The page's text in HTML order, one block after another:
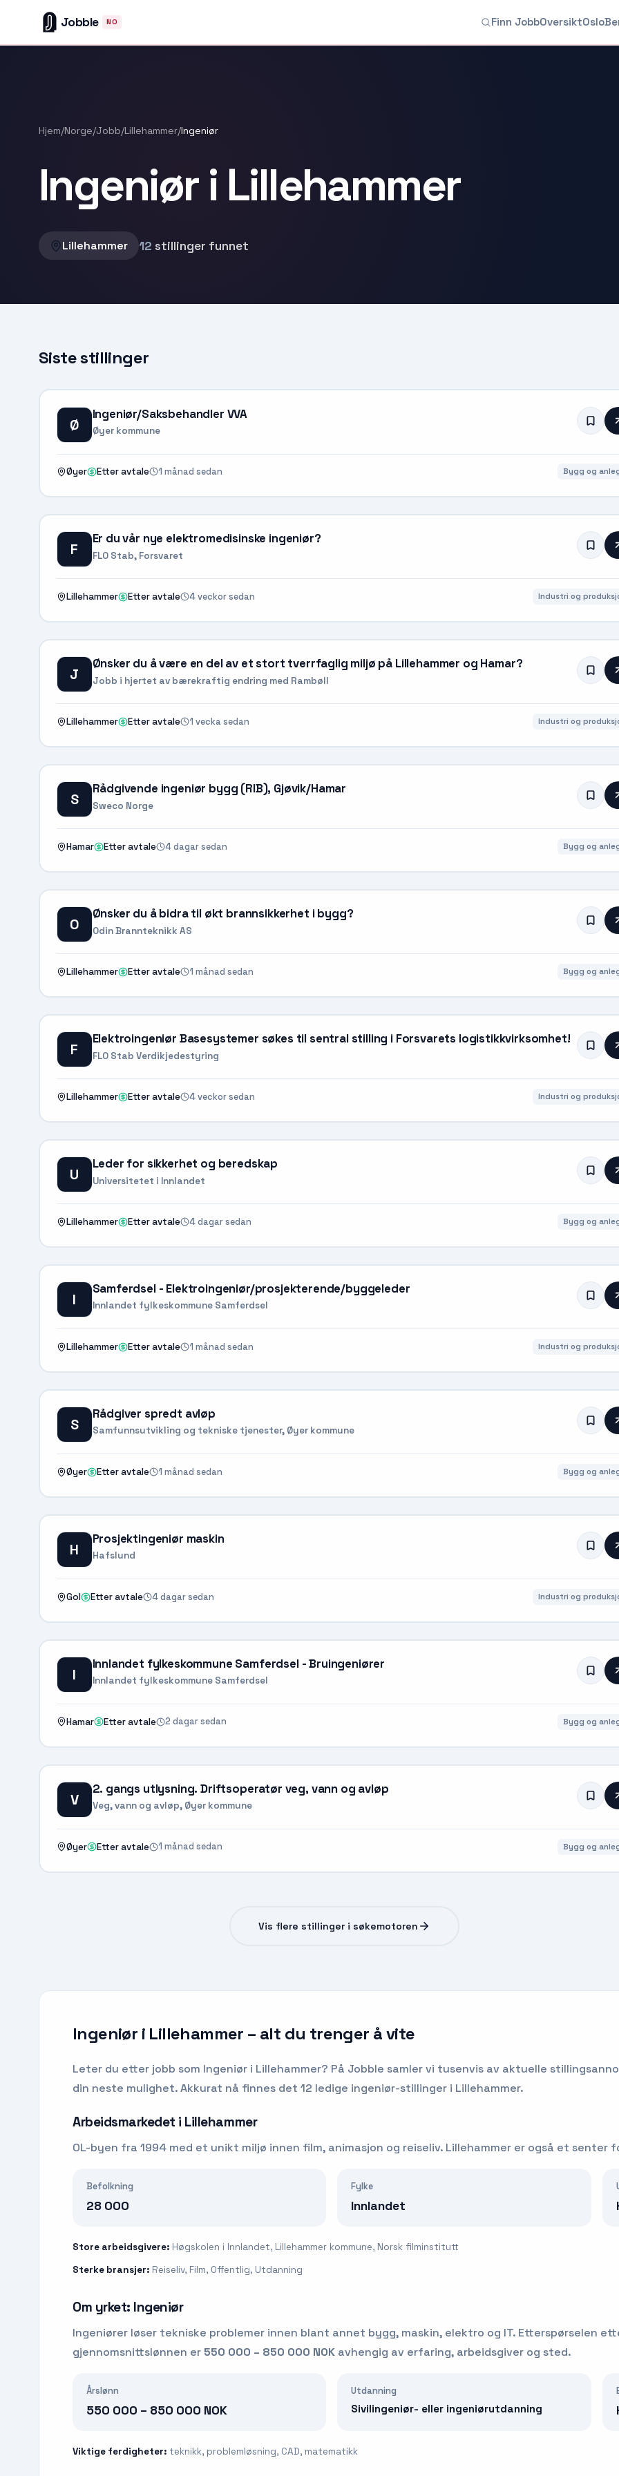
Jobble NO Finn JobbOversiktOslo
Hjem/Norge/Jobb/Lillehammer/Ingeniør
Ingeniør i Lillehammer
Lillehammer 12 stillinger funnet
Siste stillinger
Ø
Ingeniør/Saksbehandler VVA
Øyer kommune
Øyer Etter avtale 1 månad sedan Bygg og
F
Er du vår nye elektromedisinske ingeniør?
FLO Stab, Forsvaret
Lillehammer Etter avtale 4 veckor sedan Industri og
J
Ønsker du å være en del av et stort tverrfaglig miljø på Lillehammer og Hamar?
Jobb i hjertet av bærekraftig endring med Rambøll
Lillehammer Etter avtale 1 vecka sedan Industri og
S
Rådgivende ingeniør bygg (RIB), Gjøvik/Hamar
Sweco Norge
Hamar Etter avtale 4 dagar sedan Bygg og
O
Ønsker du å bidra til økt brannsikkerhet i bygg?
Odin Brannteknikk AS
Lillehammer Etter avtale 1 månad sedan Bygg og
F
Elektroingeniør Basesystemer søkes til sentral stilling i Forsvarets logistikkvirksomhet!
FLO Stab Verdikjedestyring
Lillehammer Etter avtale 4 veckor sedan Industri og
U
Leder for sikkerhet og beredskap
Universitetet i Innlandet
Lillehammer Etter avtale 4 dagar sedan Bygg og
I
Samferdsel - Elektroingeniør/prosjekterende/byggeleder
Innlandet fylkeskommune Samferdsel
Lillehammer Etter avtale 1 månad sedan Industri og
S
Rådgiver spredt avløp
Samfunnsutvikling og tekniske tjenester, Øyer kommune
Øyer Etter avtale 1 månad sedan Bygg og
H
Prosjektingeniør maskin
Hafslund
Gol Etter avtale 4 dagar sedan Industri og
I
Innlandet fylkeskommune Samferdsel - Bruingeniører
Innlandet fylkeskommune Samferdsel
Hamar Etter avtale 2 dagar sedan Bygg og
V
2. gangs utlysning. Driftsoperatør veg, vann og avløp
Veg, vann og avløp, Øyer kommune
Øyer Etter avtale 1 månad sedan Bygg og
Vis flere stillinger i søkemotoren
Ingeniør i Lillehammer – alt du trenger å vite
Leter du etter jobb som Ingeniør i Lillehammer? På Jobble samler vi tusenvis av aktuelle
din neste mulighet.Akkurat nå finnes det 12 ledige ingeniør-stillinger i Lillehammer.
Arbeidsmarkedet i Lillehammer
OL-byen fra 1994 med et unikt miljø innen film, animasjon og reiseliv. Lillehammer er også et
Befolkning
28 000
Fylke
Innlandet
Store arbeidsgivere: Høgskolen i Innlandet, Lillehammer kommune, Norsk filminstitutt
Sterke bransjer: Reiseliv, Film, Offentlig, Utdanning
Om yrket: Ingeniør
Ingeniører løser tekniske problemer innen blant annet bygg, maskin, elektro og IT. Etterspørselen
gjennomsnittslønnen er 550 000 – 850 000 NOK avhengig av erfaring, arbeidsgiver og sted.
Årslønn
550 000 – 850 000 NOK
Utdanning
Sivilingeniør- eller ingeniørutdanning
Viktige ferdigheter: teknikk, problemløsning, CAD, matematikk